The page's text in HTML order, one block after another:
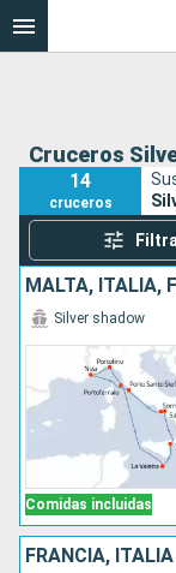
Cruceros
14
cruceros
MALTA, ITALIA,
Comidas incluidas
Silver shadow
FRANCIA, ITALIA